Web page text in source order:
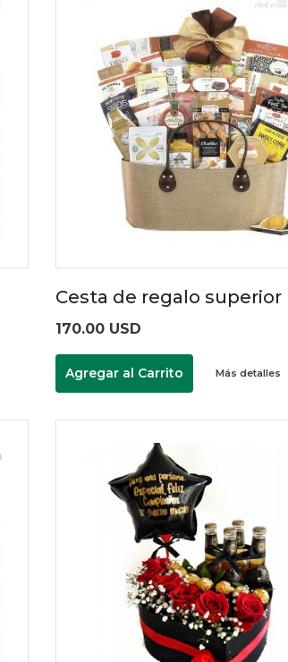
Cesta de regalo superior
170.00 USD
Agregar al Carrito Más detalles